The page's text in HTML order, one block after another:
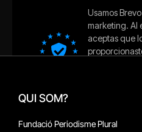
QUI SOM?
Fundació Periodisme Plural